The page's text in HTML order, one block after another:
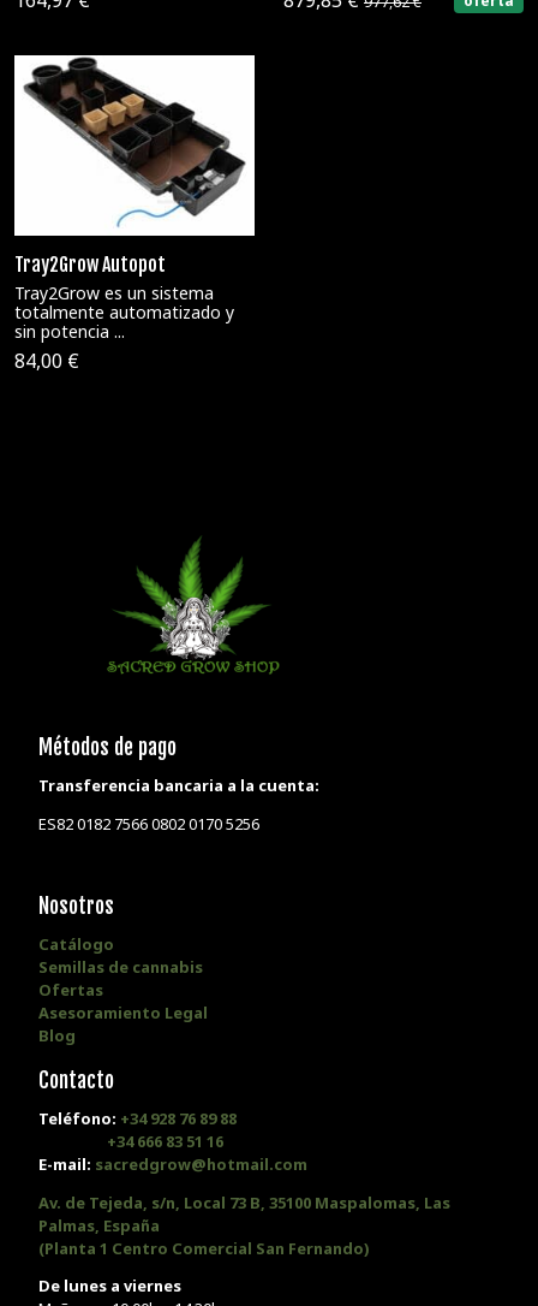
Tray2Grow Autopot
Tray2Grow es un sistema
totalmente automatizado y
sin potencia ...
84,00 €
Métodos de pago
Transferencia bancaria a la cuenta:
ES82 0182 7566 0802 0170 5256
Nosotros
Catálogo
Semillas de cannabis
Ofertas
Asesoramiento Legal
Blog
Contacto
Teléfono: +34 928 76 89 88
+34 666 83 51 16
E-mail: sacredgrow@hotmail.com
Av. de Tejeda, s/n, Local 73 B, 35100 Maspalomas, Las
Palmas, España
(Planta 1 Centro Comercial San Fernando)
De lunes a viernes